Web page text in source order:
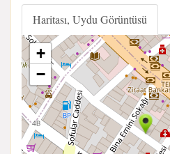
Haritası, Uydu Görüntüsü
+
−